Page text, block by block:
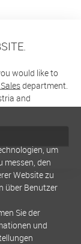
would like to
department.
and
um
messen, den
Website zu
über Benutzer
Sie der
und